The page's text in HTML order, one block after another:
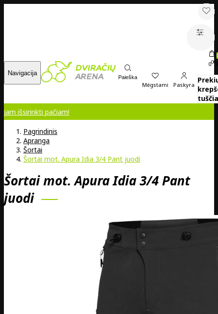
Navigacija
Paieška
Mėgstami Paskyra
000
jam išsirinkti pačiam!
Pagrindinis
Apranga
Šortai
Šortai mot. Apura Idia 3/4 Pant juodi
Šortai mot. Apura Idia 3/4 Pant
juodi